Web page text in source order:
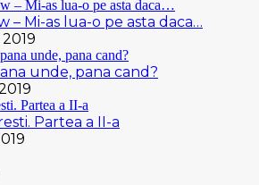
– Mi-as lua-o pe asta daca…
unde, pana cand?
Partea a II-a